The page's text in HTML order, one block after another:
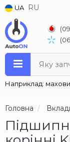
UA RU
Яку
Наприклад:
Головна